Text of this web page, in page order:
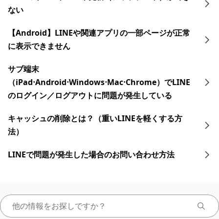
ない
【Android】LINEや関連アプリの一部ページが正常
に表示できません
サブ端末
（iPad⋅Android⋅ Windows⋅Mac⋅Chrome）でLINE
のログイン／ログアウトに問題が発生している
キャッシュの削除とは？（重いLINEを軽くする方
法）
LINEで問題が発生した場合のお問い合わせ方法